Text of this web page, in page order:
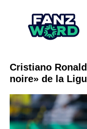
Cristiano
noire» de la